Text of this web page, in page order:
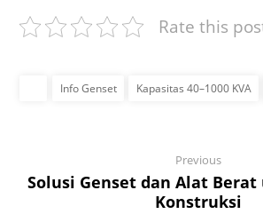
Rate this
Info Genset Kapasitas 40–1000 KVA
Previous
Solusi Genset dan Alat
Konstruksi